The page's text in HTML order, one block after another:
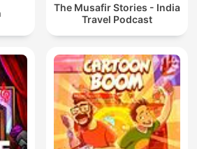
The Musafir Stories - India
Travel Podcast